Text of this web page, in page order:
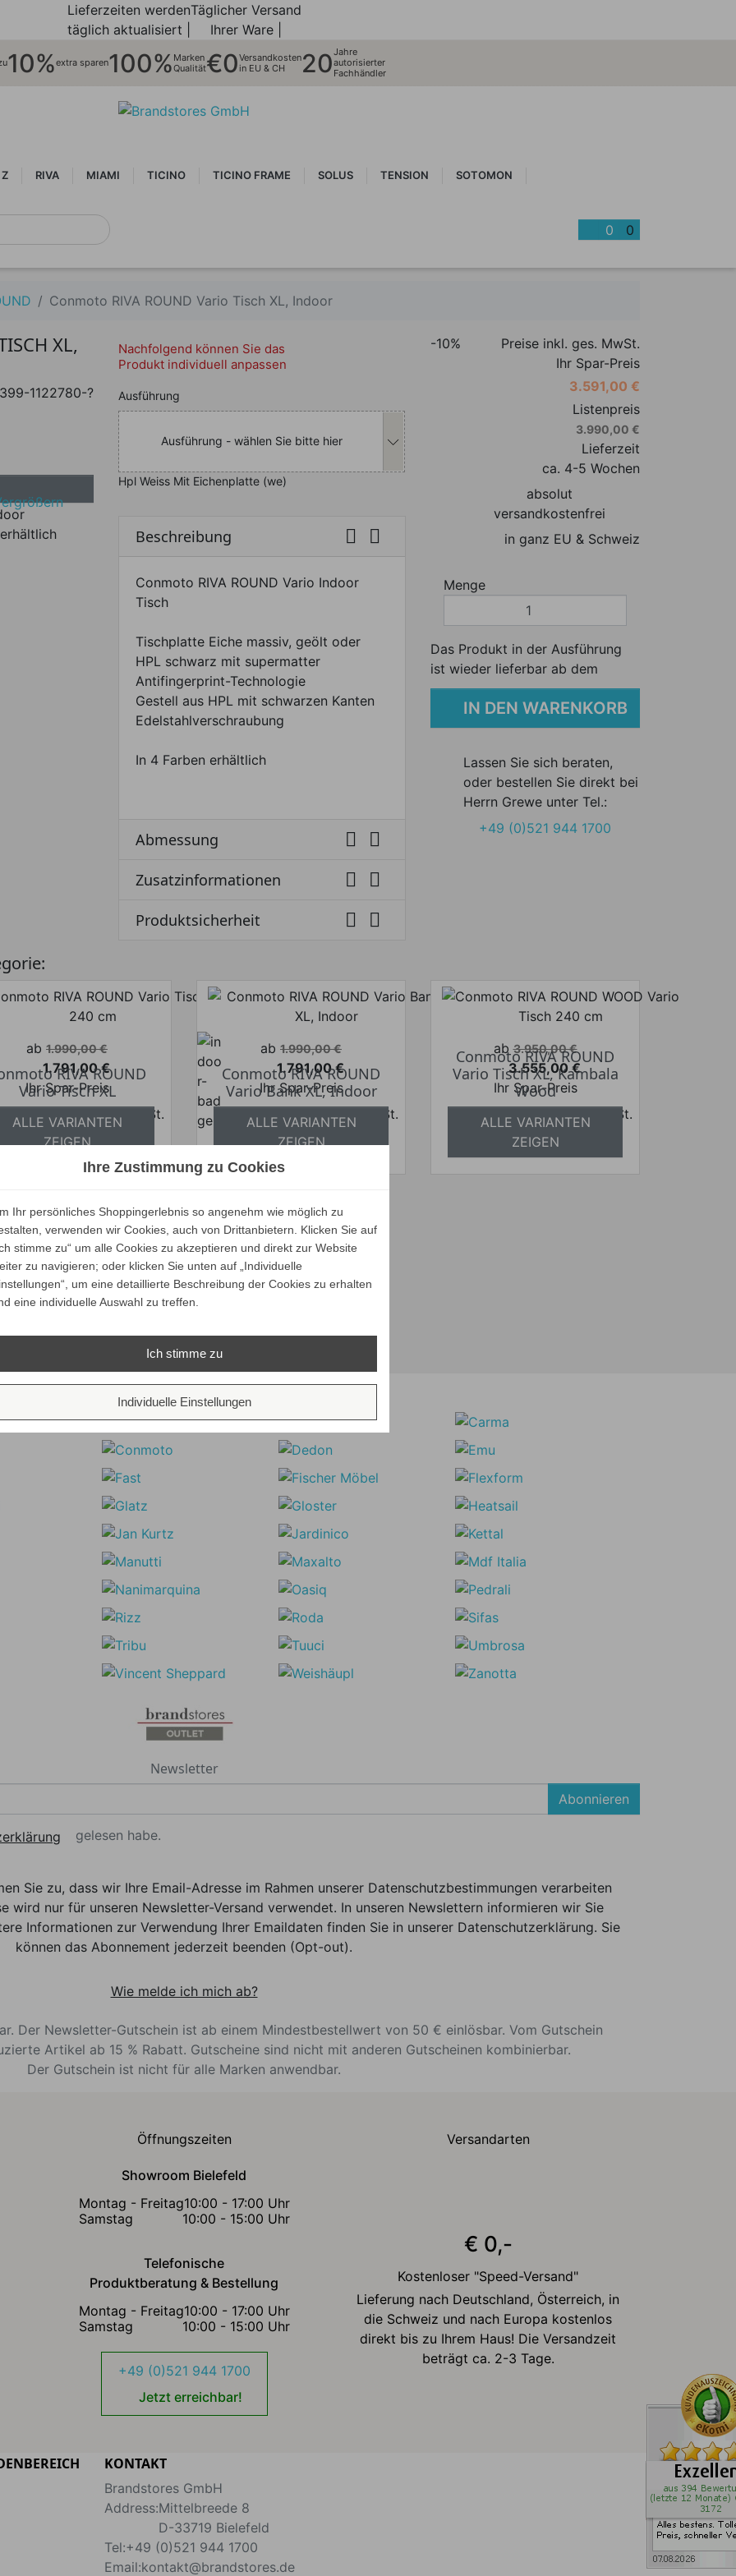
Lieferzeiten werden
täglich aktualisiert |
Täglicher Versand
Ihrer Ware |
10%extra sparen100% Marken
Qualität€0Versandkosten
in EU & CH
20Jahre
autorisierter
Fachhändler
RIVA MIAMI TICINO TICINO FRAME SOLUS TENSION SOTOMON
0 0
Conmoto RIVA ROUND Vario Tisch XL, Indoor
XL,
1122780-?
Nachfolgend können Sie das
Produkt individuell anpassen
Nachfolgend können Sie das Produkt individuell anpassen
Ausführung
Ausführung - wählen Sie bitte hier
Hpl Weiss Mit Eichenplatte (we)
Beschreibung  
Conmoto RIVA ROUND Vario Indoor
Tisch
Tischplatte Eiche massiv, geölt oder
HPL schwarz mit supermatter
Antifingerprint-Technologie
Gestell aus HPL mit schwarzen Kanten
Edelstahlverschraubung
In 4 Farben erhältlich
Abmessung  
Zusatzinformationen  
Produktsicherheit  
-10%
Preise inkl. ges. MwSt.
Ihr Spar-Preis
3.591,00 €
Listenpreis
3.990,00 €
Lieferzeit
ca. 4-5 Wochen
absolut
versandkostenfrei
in ganz EU & Schweiz
Menge
Das Produkt in der Ausführung
ist wieder lieferbar ab dem
IN DEN WARENKORB
Lassen Sie sich beraten,
oder bestellen Sie direkt bei
Herrn Grewe unter Tel.:
+49 (0)521 944 1700
Verkaufspreis
ab 1.990,00 €
Preis
1.791,00 €
Ihr Spar-Preis
Preise inkl. ges. MwSt.
absolut versandkostenfrei
RIVA ROUND
Vario Tisch XL
ALLE VARIANTEN
ZEIGEN
Verkaufspreis
ab 1.990,00 €
Preis
1.791,00 €
Ihr Spar-Preis
Preise inkl. ges. MwSt.
absolut versandkostenfrei
Conmoto RIVA ROUND
Vario Bank XL, Indoor
ALLE VARIANTEN
ZEIGEN
Verkaufspreis
ab 3.950,00 €
Preis
3.555,00 €
Ihr Spar-Preis
Preise inkl. ges. MwSt.
absolut versandkostenfrei
Conmoto RIVA ROUND
Vario Tisch XL, Kambala
Wood
ALLE VARIANTEN
ZEIGEN
Verkaufspreis
ab 4.290,00 €
Preis
3.861,00 €
Ihr Spar-Preis
Preise inkl. ges. MwSt.
RIVA ROUND
Vario Tisch-Set
ALLE VARIANTEN
Unsere Marken
Newsletter
Abonnieren
gelesen habe.
Sie zu, dass wir Ihre Email-Adresse im Rahmen unserer Datenschutzbestimmungen verarbeiten
wird nur für unseren Newsletter-Versand verwendet. In unseren Newslettern informieren wir Sie
Informationen zur Verwendung Ihrer Emaildaten finden Sie in unserer Datenschutzerklärung. Sie
können das Abonnement jederzeit beenden (Opt-out).
Wie melde ich mich ab?
Der Newsletter-Gutschein ist ab einem Mindestbestellwert von 50 € einlösbar. Vom Gutschein
Artikel ab 15 % Rabatt. Gutscheine sind nicht mit anderen Gutscheinen kombinierbar.
Der Gutschein ist nicht für alle Marken anwendbar.
Öffnungszeiten
Showroom Bielefeld
Montag - Freitag10:00 - 17:00 Uhr
Samstag
10:00 - 15:00 Uhr
Telefonische
Produktberatung & Bestellung
Montag - Freitag10:00 - 17:00 Uhr
Samstag
10:00 - 15:00 Uhr
+49 (0)521 944 1700
Jetzt erreichbar!
Versandarten
€ 0,-
Kostenloser "Speed-Versand"
Lieferung nach Deutschland, Österreich, in
die Schweiz und nach Europa kostenlos
direkt bis zu Ihrem Haus! Die Versandzeit
beträgt ca. 2-3 Tage.
KONTAKT
Brandstores GmbH
Address:Mittelbreede 8
D-33719 Bielefeld
Tel:+49 (0)521 944 1700
Email:kontakt@brandstores.de
Ihre Zustimmung zu Cookies
Ihr persönliches Shoppingerlebnis so angenehm wie möglich zu
verwenden wir Cookies, auch von Drittanbietern. Klicken Sie auf
stimme zu“ um alle Cookies zu akzeptieren und direkt zur Website
zu navigieren; oder klicken Sie unten auf „Individuelle
um eine detaillierte Beschreibung der Cookies zu erhalten
eine individuelle Auswahl zu treffen.
Ich stimme zu
Individuelle Einstellungen